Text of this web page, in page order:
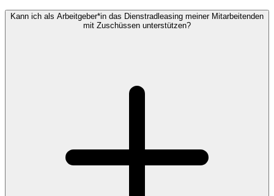
Kann ich als Arbeitgeber*in das Dienstradleasing meiner Mitarbeitenden
mit Zuschüssen unterstützen?